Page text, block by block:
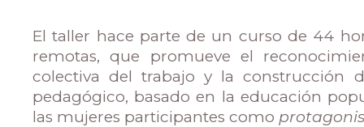
El taller hace parte de un curso de 44
remotas, que promueve el
colectiva del trabajo y la construcción
pedagógico, basado en la educación
las mujeres participantes como